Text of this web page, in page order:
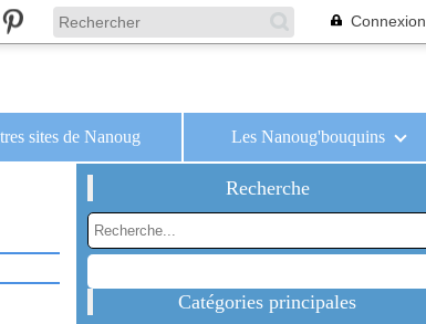
Connexion
sites de Nanoug Les Nanoug'bouquins
Recherche
Catégories principales